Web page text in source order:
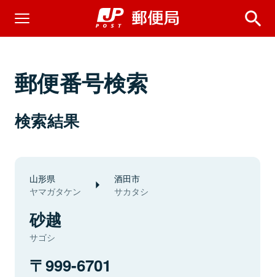
郵便番号検索
検索結果
山形県
ヤマガタケン
酒田市
サカタシ
砂越
サゴシ
999-6701